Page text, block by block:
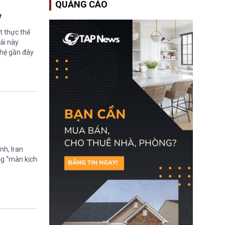
thực thể
này
gần đây
Iran
“màn kịch
nguy cơ thiếu hụt lực
lượng trầm trọng. Điều
này cần được đặc biệt
chú ý bởi nếu các siêu
bão đổ bộ Hoa Kỳ ở nửa
cuối năm 2026, lực
lượng ứng phó “mỏng”
có thể làm nghẽn công
tác cứu trợ; dẫn đến hệ
thống ứng phó khẩn cấp
quốc gia quá tải.
QUẢNG CÁO